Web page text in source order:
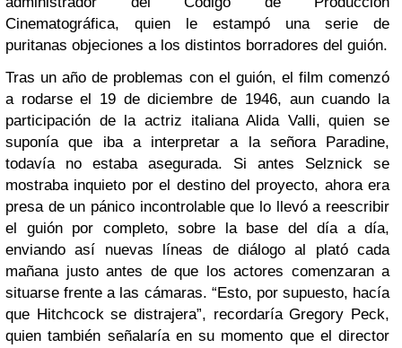
Cinematográfica, quien le estampó una serie de
puritanas objeciones a los distintos borradores del guión.
Tras un año de problemas con el guión, el film comenzó
a rodarse el 19 de diciembre de 1946, aun cuando la
participación de la actriz italiana Alida Valli, quien se
suponía que iba a interpretar a la señora Paradine,
todavía no estaba asegurada. Si antes Selznick se
mostraba inquieto por el destino del proyecto, ahora era
presa de un pánico incontrolable que lo llevó a reescribir
el guión por completo, sobre la base del día a día,
enviando así nuevas líneas de diálogo al plató cada
mañana justo antes de que los actores comenzaran a
situarse frente a las cámaras. “Esto, por supuesto, hacía
que Hitchcock se distrajera”, recordaría Gregory Peck,
quien también señalaría en su momento que el director